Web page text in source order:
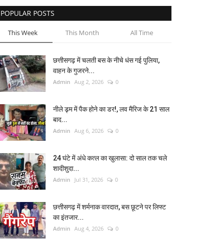
POPULAR POSTS
This Week This Month All Time
छत्तीसगढ़ में चलती बस के नीचे धंस गई पुलिया,
वाहन के गुजरने...
Admin Aug 2, 2026 0
नीले ड्र्म में पैक होने का डर!, लव मैरिज के 21 साल
बाद...
Admin Aug 6, 2026 0
24 घंटे में अंधे कत्ल का खुलासा: दो साल तक चले
शादीशुदा...
Admin Jul 31, 2026 0
छत्तीसगढ़ में शर्मनाक वारदात, बस छूटने पर लिफ्ट
का इंतजार...
Admin Aug 4, 2026 0